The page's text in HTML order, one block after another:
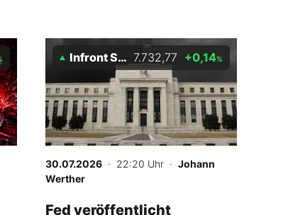
Infront S&P 500 7.732,77 +0,14%
30.07.2026 · 22:20 Uhr · Johann
Werther
Fed veröffentlicht